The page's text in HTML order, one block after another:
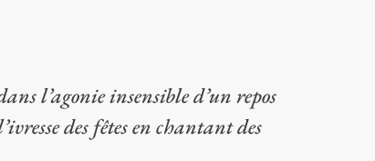
l’agonie insensible d’un repos
des fêtes en chantant des